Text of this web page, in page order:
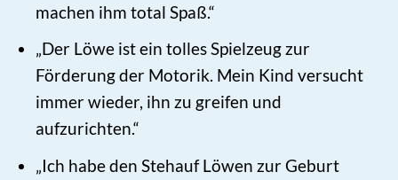
machen ihm total Spaß.“
„Der Löwe ist ein tolles Spielzeug zur
Förderung der Motorik. Mein Kind versucht
immer wieder, ihn zu greifen und
aufzurichten.“
„Ich habe den Stehauf Löwen zur Geburt